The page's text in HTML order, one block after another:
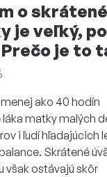
o skrátené
je veľký,
je to
ako 40 hodín
matky malých
i ľudí hľadajúcich
Skrátené
však ostávajú skôr